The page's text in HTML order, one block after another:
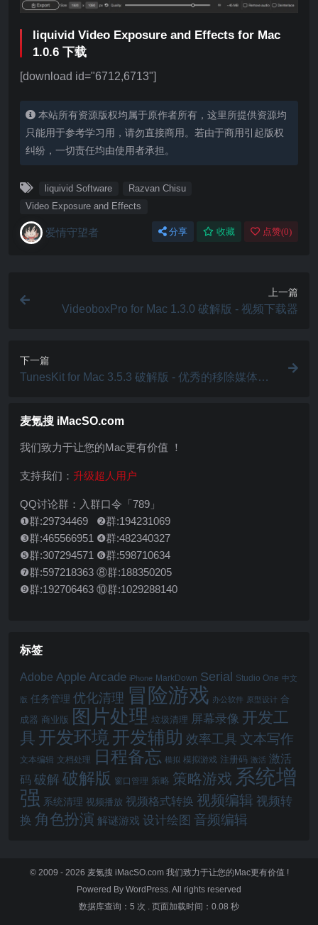
liquivid Video Exposure and Effects for Mac
1.0.6 下载
[download id="6712,6713"]
本站所有资源版权均属于原作者所有，这里所提供资源均
只能用于参考学习用，请勿直接商用。若由于商用引起版权
纠纷，一切责任均由使用者承担。
liquivid Software
Razvan Chisu
Video Exposure and Effects
爱情守望者 分享 收藏 点赞(0)
上一篇
VideoboxPro for Mac 1.3.0 破解版 - 视频下载器
下一篇
TunesKit for Mac 3.5.3 破解版 - 优秀的移除媒体DR
麦氪搜 iMacSO.com
我们致力于让您的Mac更有价值 ！
支持我们： 升级超人用户
QQ讨论群：入群口令「789」
❶群:29734469 ❷群:194231069
❸群:465566951 ❹群:482340327
❺群:307294571 ❻群:598710634
❼群:597218363 ⑧群:188350205
❾群:192706463 ⑩群:1029288140
标签
Adobe Apple Arcade iPhone MarkDown Serial Studio One 中文
版 任务管理 优化清理 冒险游戏 办公软件 原型设计 合
成器 商业版 图片处理 垃圾清理 屏幕录像 开发工
具 开发环境 开发辅助 效率工具 文本写作
文本编辑 文档处理 日程备忘 模拟 模拟游戏 注册码 激活 激活
码 破解 破解版 窗口管理 策略 策略游戏 系统增
强 系统清理 视频播放 视频格式转换 视频编辑 视频转
换 角色扮演 解谜游戏 设计绘图 音频编辑
© 2009 - 2026 麦氪搜 iMacSO.com 我们致力于让您的Mac更有价值 !
Powered By WordPress. All rights reserved
数据库查询：5 次 . 页面加载时间：0.08 秒